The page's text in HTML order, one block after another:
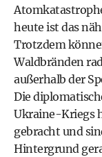
heute ist das
Trotzdem
Waldbränden
außerhalb der
Die
Ukraine-Kriegs
gebracht und
Hintergrund